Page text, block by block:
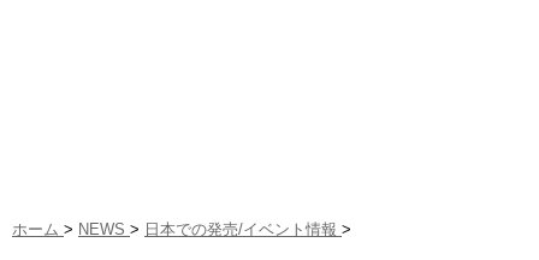
ホーム > NEWS > 日本での発売/イベント情報 >